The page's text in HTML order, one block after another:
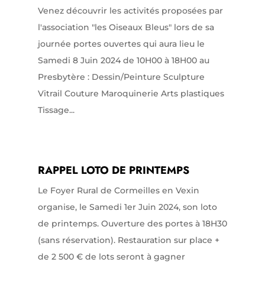
Venez découvrir les activités proposées par
l'association "les Oiseaux Bleus" lors de sa
journée portes ouvertes qui aura lieu le
Samedi 8 Juin 2024 de 10H00 à 18H00 au
Presbytère : Dessin/Peinture Sculpture
Vitrail Couture Maroquinerie Arts plastiques
Tissage...
RAPPEL LOTO DE PRINTEMPS
Le Foyer Rural de Cormeilles en Vexin
organise, le Samedi 1er Juin 2024, son loto
de printemps. Ouverture des portes à 18H30
(sans réservation). Restauration sur place +
de 2 500 € de lots seront à gagner